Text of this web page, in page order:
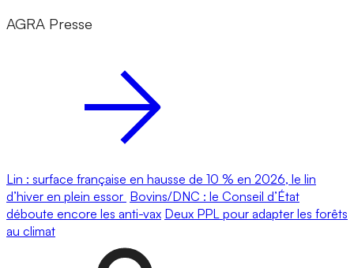
AGRA Presse
Lin : surface française en hausse de 10 % en 2026, le lin
d’hiver en plein essor Bovins/DNC : le Conseil d’État
déboute encore les anti-vax Deux PPL pour adapter les forêts
au climat